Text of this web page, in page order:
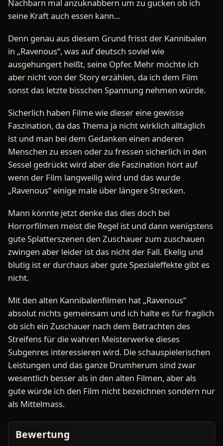
Nachbarn mal anzuknabbern um zu gucken ob ich
seine Kraft auch essen kann...
Denn genau aus diesem Grund frisst der Kannibalen
in „Ravenous“, was auf deutsch soviel wie
ausgehungert heißt, seine Opfer. Mehr möchte ich
aber nicht von der Story erzählen, da ich dem Film
sonst das letzte bisschen Spannung nehmen würde.
Sicherlich haben Filme wie dieser eine gewisse
Faszination, da das Thema ja nicht wirklich alltäglich
ist und man bei dem Gedanken einen anderen
Menschen zu essen oder zu fressen sicherlich in den
Sessel gedrückt wird aber die Faszination hört auf
wenn der Film langweilig wird und das wurde
„Ravenous“ einige male über längere Strecken.
Mann könnte jetzt denke das dies doch bei
Horrorfilmen meist die Regel ist und dann wenigstens
gute Splatterszenen den Zuschauer zum zuschauen
zwingen aber leider ist das nicht der Fall. Ekelig und
blutig ist er durchaus aber gute Spezialeffekte gibt es
nicht.
Mit den alten Kannibalenfilmen hat „Ravenous“
absolut nichts gemeinsam und ich halte es für fraglich
ob sich ein Zuschauer nach dem Betrachten des
Streifens für die wahren Meisterwerke dieses
Subgenres interessieren wird. Die schauspielerischen
Leistungen und das ganze Drumherum sind zwar
wesentlich besser als in den alten Filmen, aber als
gute würde ich den Film nicht bezeichnen sondern nur
als Mittelmass.
Bewertung